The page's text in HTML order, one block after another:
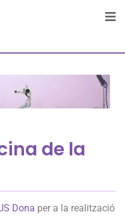
de la
Dona per a la realització